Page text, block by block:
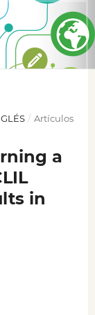
/ Artículos
a
in